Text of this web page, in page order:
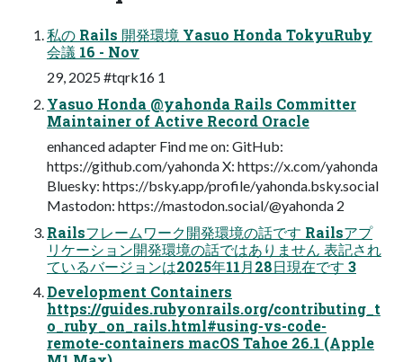
私の Rails 開発環境 Yasuo Honda TokyuRuby
会議 16 - Nov
29, 2025 #tqrk16 1
Yasuo Honda @yahonda Rails Committer
Maintainer of Active Record Oracle
enhanced adapter Find me on: GitHub:
https://github.com/yahonda X: https://x.com/yahonda
Bluesky: https://bsky.app/profile/yahonda.bsky.social
Mastodon: https://mastodon.social/@yahonda 2
Railsフレームワーク開発環境の話です Railsアプ
リケーション開発環境の話ではありません 表記され
ているバージョンは2025年11月28日現在です 3
Development Containers
https://guides.rubyonrails.org/contributing_t
o_ruby_on_rails.html#using-vs-code-
remote-containers macOS Tahoe 26.1 (Apple